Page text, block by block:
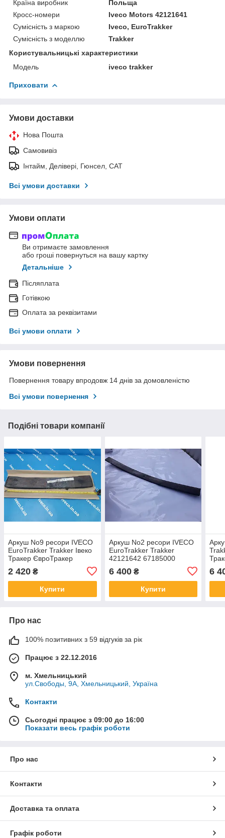
Країна виробник
Польща
Кросс-номери
Iveco Motors 42121641
Сумісність з маркою
Iveco, EuroTrakker
Сумісність з моделлю
Trakker
Користувальницькі характеристики
Модель
iveco trakker
Приховати
Умови доставки
Нова Пошта
Самовивіз
Інтайм, Делівері, Гюнсел, САТ
Всі умови доставки
Умови оплати
Ви отримаєте замовлення
або гроші повернуться на вашу картку
Детальніше
Післяплата
Готівкою
Оплата за реквізитами
Всі умови оплати
Умови повернення
Повернення товару впродовж 14 днів за домовленістю
Всі умови повернення
Подібні товари компанії
Аркуш No9 ресори IVECO
EuroTrakker Trakker Івеко
Тракер ЄвроТракер
42121640
2 420 ₴
Купити
Аркуш No2 ресори IVECO
EuroTrakker Trakker
42121642 67185000
6 400₴
Купити
6
Про нас
100% позитивних з 59 відгуків за рік
Працює з 22.12.2016
м. Хмельницький
ул.Свободы, 9А, Хмельницький, Україна
Контакти
Сьогодні працює з 09:00 до 16:00
Показати весь графік роботи
Про нас
Контакти
Доставка та оплата
Графік роботи